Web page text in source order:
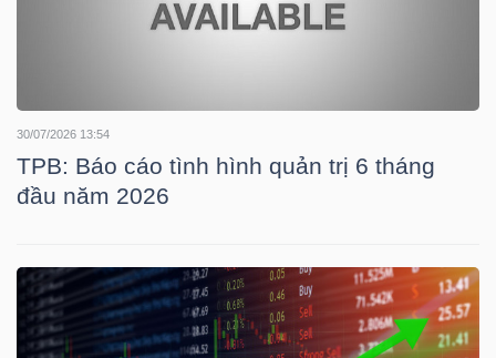
30/07/2026 13:54
TPB: Báo cáo tình hình quản trị 6 tháng
đầu năm 2026
TIÊU
DÙNG
THIẾT